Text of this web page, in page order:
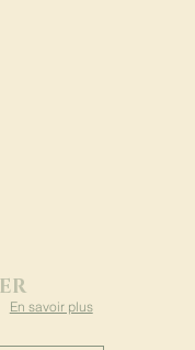
En savoir plus